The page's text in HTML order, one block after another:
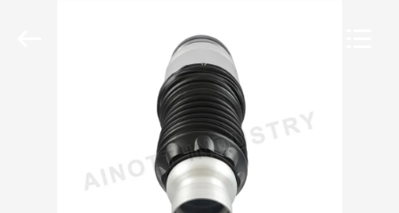
PRODUCTEN